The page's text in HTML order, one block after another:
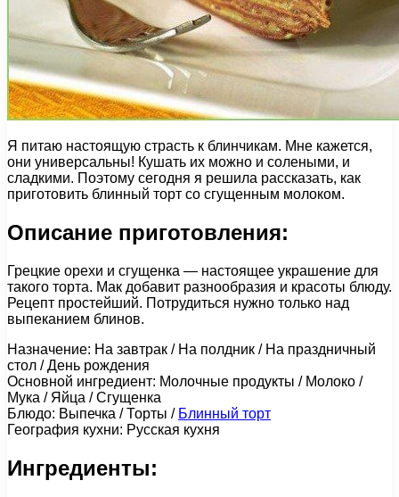
Я питаю настоящую страсть к блинчикам. Мне кажется,
они универсальны! Кушать их можно и солеными, и
сладкими. Поэтому сегодня я решила рассказать, как
приготовить блинный торт со сгущенным молоком.
Описание приготовления:
Грецкие орехи и сгущенка — настоящее украшение для
такого торта. Мак добавит разнообразия и красоты блюду.
Рецепт простейший. Потрудиться нужно только над
выпеканием блинов.
Назначение: На завтрак / На полдник / На праздничный
стол / День рождения
Основной ингредиент: Молочные продукты / Молоко /
Мука / Яйца / Сгущенка
Блюдо: Выпечка / Торты / Блинный торт
География кухни: Русская кухня
Ингредиенты: